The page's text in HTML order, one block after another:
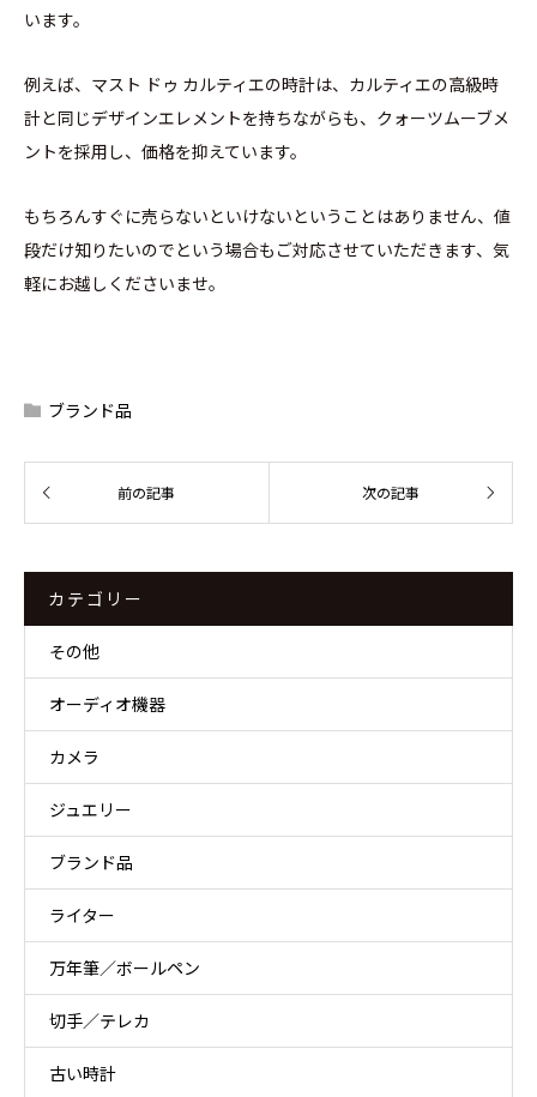
います。
例えば、マスト ドゥ カルティエの時計は、カルティエの高級時
計と同じデザインエレメントを持ちながらも、クォーツムーブメ
ントを採用し、価格を抑えています。
もちろんすぐに売らないといけないということはありません、値
段だけ知りたいのでという場合もご対応させていただきます、気
軽にお越しくださいませ。
ブランド品
カテゴリー
その他
オーディオ機器
カメラ
ジュエリー
ブランド品
ライター
万年筆／ボールペン
切手／テレカ
古い時計